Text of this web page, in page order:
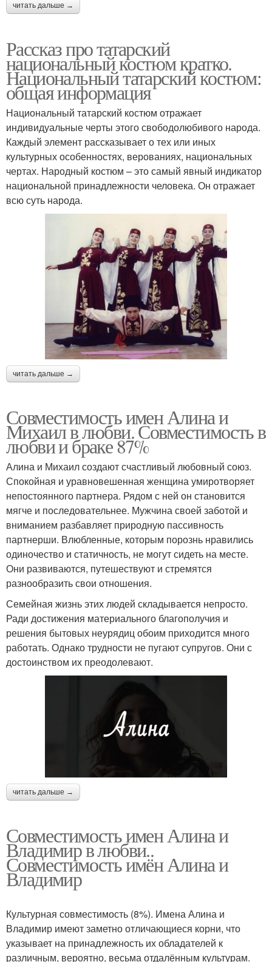
читать дальше →
Рассказ про татарский
национальный костюм кратко.
Национальный татарский костюм:
общая информация
Национальный татарский костюм отражает
индивидуальные черты этого свободолюбивого народа.
Каждый элемент рассказывает о тех или иных
культурных особенностях, верованиях, национальных
чертах. Народный костюм – это самый явный индикатор
национальной принадлежности человека. Он отражает
всю суть народа.
читать дальше →
Совместимость имен Алина и
Михаил в любви. Совместимость в
любви и браке 87%
Алина и Михаил создают счастливый любовный союз.
Спокойная и уравновешенная женщина умиротворяет
непостоянного партнера. Рядом с ней он становится
мягче и последовательнее. Мужчина своей заботой и
вниманием разбавляет природную пассивность
партнерши. Влюбленные, которым порознь нравились
одиночество и статичность, не могут сидеть на месте.
Они развиваются, путешествуют и стремятся
разнообразить свои отношения.
Семейная жизнь этих людей складывается непросто.
Ради достижения материального благополучия и
решения бытовых неурядиц обоим приходится много
работать. Однако трудности не пугают супругов. Они с
достоинством их преодолевают.
читать дальше →
Совместимость имен Алина и
Владимир в любви..
Совместимость имён Алина и
Владимир
Культурная совместимость (8%). Имена Алина и
Владимир имеют заметно отличающиеся корни, что
указывает на принадлежность их обладателей к
различным, вероятно, весьма отдалённым культурам.